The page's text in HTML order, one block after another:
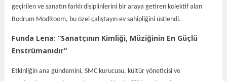
geçirilen ve sanatın farklı disiplinlerini bir araya getiren kolektif alan
Bodrum ModRoom, bu özel çalıştayın ev sahipliğini üstlendi.
Funda Lena: “Sanatçının Kimliği, Müziğinin En Güçlü
Enstrümanıdır”
Etkinliğin ana gündemini, SMC kurucusu, kültür yöneticisi ve